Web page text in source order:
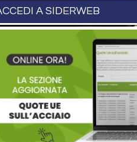
A SIDERWEB